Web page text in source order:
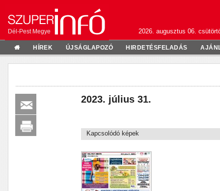
Dél-Pest Megye 2026. augusztus 06.
HÍREK ÚJSÁGLAPOZÓ HIRDETÉSFELADÁS
2023. július 31.
Kapcsolódó képek